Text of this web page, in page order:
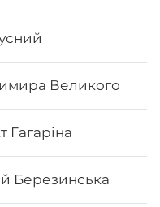
Великого
Гагаріна
Березинська
м., сурімі,